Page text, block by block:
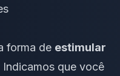
forma de estimular
Indicamos que você